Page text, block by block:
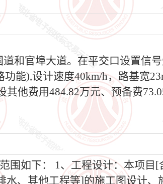
和官埠大道。在平交口设置信
能),设计速度40km/h，路基宽
其他费用484.82万元、预备费
围如下： 1、工程设计：本项目[
、其他工程等]的施工图设计、